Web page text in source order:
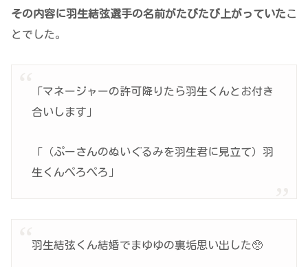
その内容に羽生結弦選手の名前がたびたび上がっていたこ
とでした。
「マネージャーの許可降りたら羽生くんとお付き
合いします」
「（ぷーさんのぬいぐるみを羽生君に見立て）羽
生くんぺろぺろ」
羽生結弦くん結婚でまゆゆの裏垢思い出した🥺